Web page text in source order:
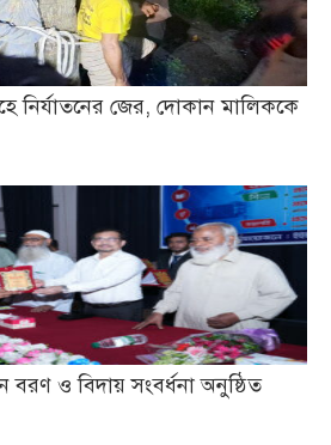
নির্যাতনের জের, দোকান মালিককে
বরণ ও বিদায় সংবর্ধনা অনুষ্ঠিত